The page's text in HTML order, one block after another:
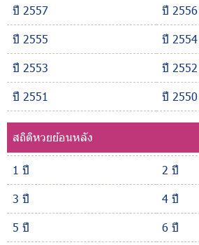
ปี 2557
ปี 2556
ปี 2555
ปี 2554
ปี 2553
ปี 2552
ปี 2551
ปี 2550
สถิติหวยย้อนหลัง
1 ปี
2 ปี
3 ปี
4 ปี
5 ปี
6 ปี